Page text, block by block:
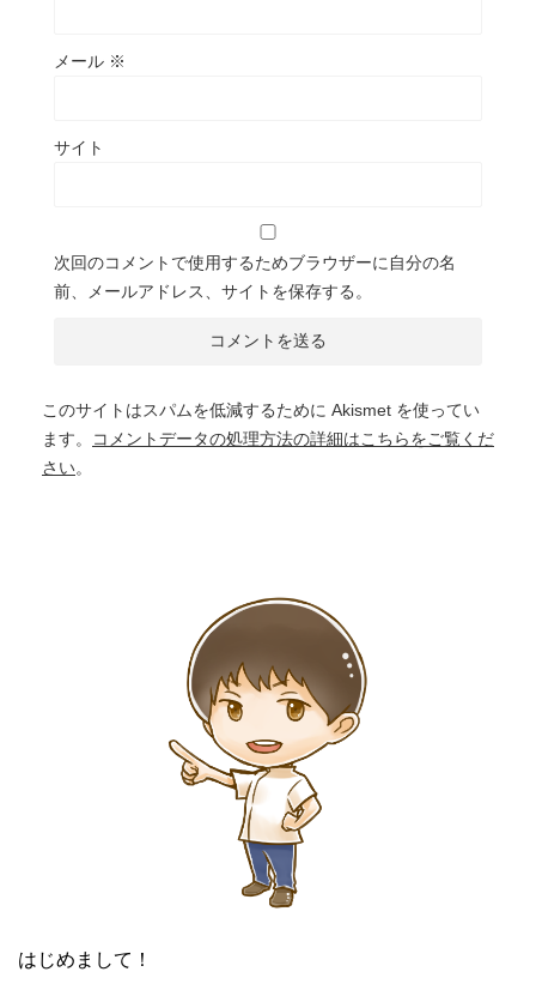
メール ※
サイト
次回のコメントで使用するためブラウザーに自分の名
前、メールアドレス、サイトを保存する。
このサイトはスパムを低減するために Akismet を使ってい
ます。
コメントデータの処理方法の詳細はこちらをご覧くだ
さい。
はじめまして！